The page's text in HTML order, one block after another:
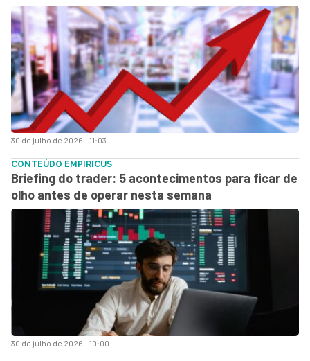
30 de julho de 2026 - 11:03
30 de julho de 2026 - 10:00
CONTEÚDO EMPIRICUS
Briefing do trader: 5 acontecimentos para ficar de
olho antes de operar nesta semana